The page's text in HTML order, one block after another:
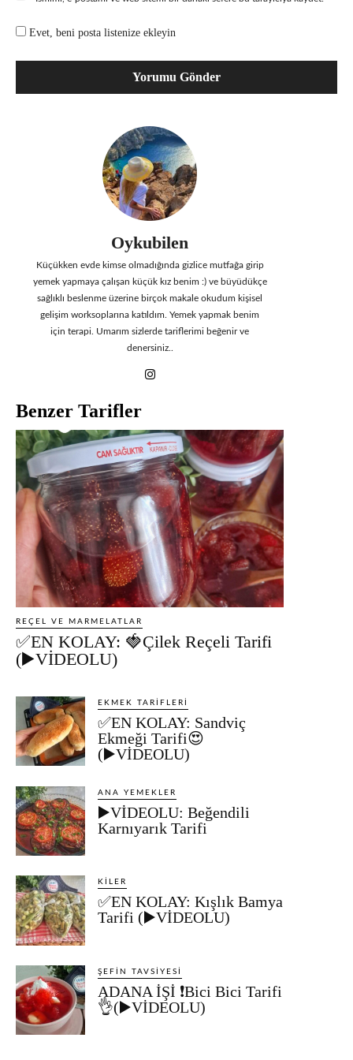
Evet, beni posta listenize ekleyin
Oykubilen
Küçükken evde kimse olmadığında gizlice mutfağa girip
yemek yapmaya çalışan küçük kız benim :) ve büyüdükçe
sağlıklı beslenme üzerine birçok makale okudum kişisel
gelişim worksoplarına katıldım. Yemek yapmak benim
için terapi. Umarım sizlerde tariflerimi beğenir ve
denersiniz..
Benzer Tarifler
REÇEL VE MARMELATLAR
✅EN KOLAY: 🍓Çilek Reçeli Tarifi
(▶️VİDEOLU)
EKMEK TARIFLERI
✅EN KOLAY: Sandviç
Ekmeği Tarifi😍
(▶️VİDEOLU)
ANA YEMEKLER
▶️VİDEOLU: Beğendili
Karnıyarık Tarifi
KILER
✅EN KOLAY: Kışlık Bamya
Tarifi (▶️VİDEOLU)
ŞEFIN TAVSIYESI
ADANA İŞİ ❗Bici Bici Tarifi
👌(▶️VİDEOLU)